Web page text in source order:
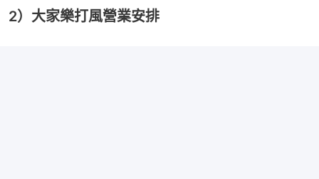
2）大家樂打風營業安排